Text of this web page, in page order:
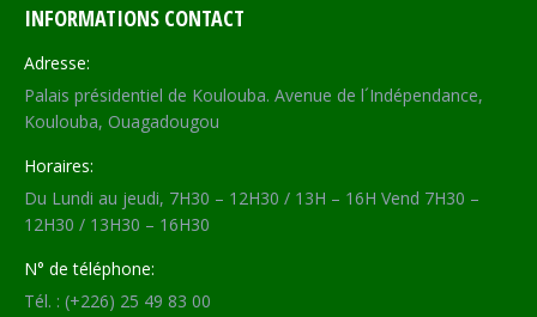
INFORMATIONS CONTACT
Adresse:
Palais présidentiel de Koulouba. Avenue de l´Indépendance,
Koulouba, Ouagadougou
Horaires:
Du Lundi au jeudi, 7H30 – 12H30 / 13H – 16H Vend 7H30 –
12H30 / 13H30 – 16H30
N° de téléphone:
Tél. : (+226) 25 49 83 00